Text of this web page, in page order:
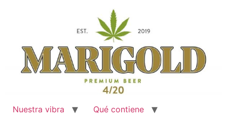
Nuestra vibra
Qué contiene